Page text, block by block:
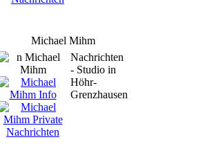
Michael Mihm
Nachrichten
- Studio in
Höhr-
Grenzhausen